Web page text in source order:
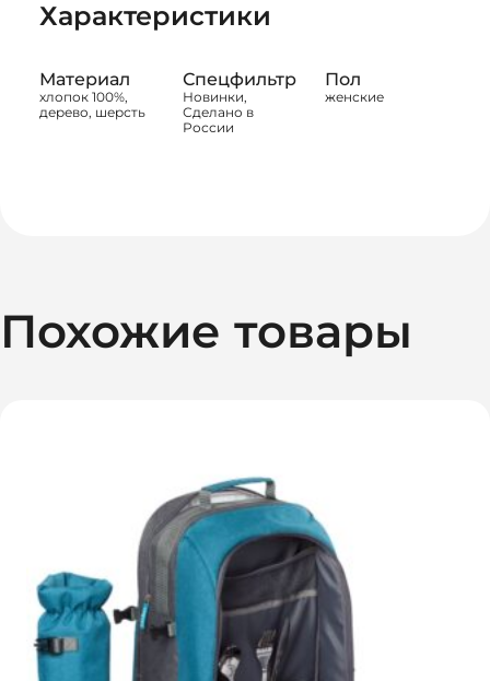
Характеристики
Материал
хлопок 100%,
дерево, шерсть
Спецфильтр
Новинки,
Сделано в
России
Пол
женские
Похожие товары